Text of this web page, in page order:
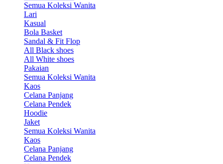
Semua Koleksi Wanita
Lari
Kasual
Bola Basket
Sandal & Fit Flop
All Black shoes
All White shoes
Pakaian
Semua Koleksi Wanita
Kaos
Celana Panjang
Celana Pendek
Hoodie
Jaket
Semua Koleksi Wanita
Kaos
Celana Panjang
Celana Pendek